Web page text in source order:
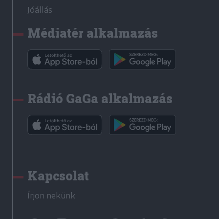
Jóállás
Médiatér alkalmazás
Rádió GaGa alkalmazás
Kapcsolat
Írjon nekünk